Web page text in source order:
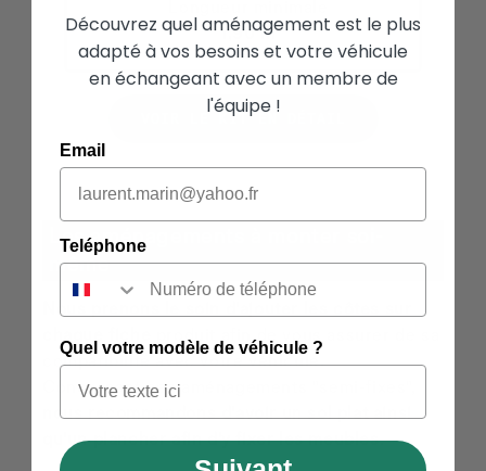
1,90 m
VOIR LE KIT EN DÉTAIL
Les aménagements à monter soi-
même
Nous prenons le soin d'ajouter les côtes sur
chaque fiche
produit afin de vous assurer de sa
compatibilité avec votre véhicule.
Concernant ces aménagements "semi-fixes",
nous recommandons d'avoir un sol plat ainsi
qu'un plancher afin d'y fixer les meubles.
Découvrez quel aménagement est le plus
adapté à vos besoins et votre véhicule
en échangeant avec un membre de
l'équipe !
Email
Teléphone
Quel votre modèle de véhicule ?